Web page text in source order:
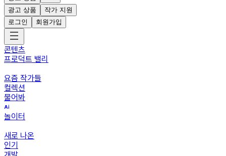
광고 상품
작가 지원
로그인
회원가입
콘텐츠
프로덕트 밸리
요즘 작가들
컬렉션
물어봐
놀이터
새로 나온
인기